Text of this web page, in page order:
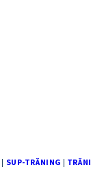
| SUP-TRÄNING |